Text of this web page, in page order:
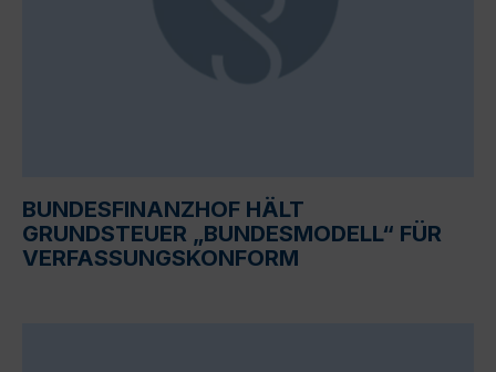
BUNDESFINANZHOF HÄLT
GRUNDSTEUER „BUNDESMODELL“ FÜR
VERFASSUNGSKONFORM